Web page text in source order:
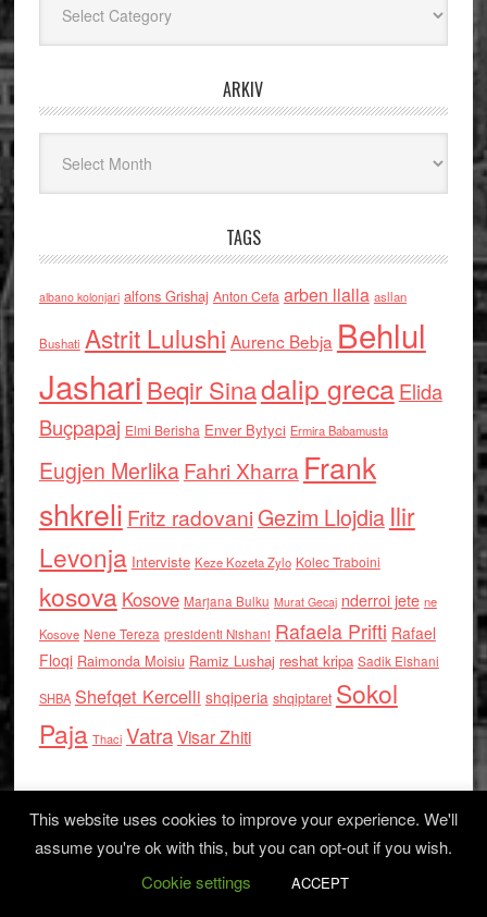
ARKIV
TAGS
albano kolonjari alfons Grishaj Anton Cefa arben llalla asllan
Bushati Astrit Lulushi Aurenc Bebja Behlul
Jashari Beqir Sinadalip grecaElida
Buçpapaj Elmi Berisha Enver Bytyci Ermira Babamusta
Eugjen MerlikaFahri Xharra Frank
shkreli Fritz radovaniGezim Llojdia Ilir
Levonja Interviste Keze Kozeta Zylo Kolec Traboini
kosova Kosove Marjana Bulku Murat Gecaj nderroi jete ne
Kosove Nene Tereza presidenti Nishani Rafaela Prifti Rafael
Floqi Raimonda Moisiu Ramiz Lushaj reshat kripa Sadik Elshani
SHBA Shefqet Kercelli shqiperia shqiptaret Sokol
Paja Thaci VatraVisar Zhiti
Log in
This website uses cookies to improve your experience. We'll
assume you're ok with this, but you can opt-out if you wish.
Cookie settings
ACCEPT